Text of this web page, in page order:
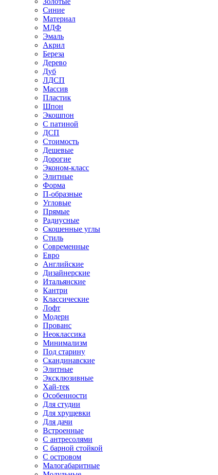
Синие
Материал
МДФ
Эмаль
Акрил
Береза
Дерево
Дуб
ЛДСП
Массив
Пластик
Шпон
Экошпон
С патиной
ДСП
Стоимость
Дешевые
Дорогие
Эконом-класс
Элитные
Форма
П-образные
Угловые
Прямые
Радиусные
Скошенные углы
Стиль
Современные
Евро
Английские
Дизайнерские
Итальянские
Кантри
Классические
Лофт
Модерн
Прованс
Неоклассика
Минимализм
Под старину
Скандинавские
Элитные
Эксклюзивные
Хай-тек
Особенности
Для студии
Для хрущевки
Для дачи
Встроенные
С антресолями
С барной стойкой
С островом
Малогабаритные